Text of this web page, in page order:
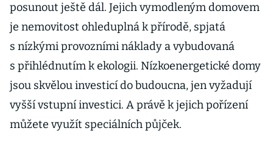
posunout ještě dál. Jejich vymodleným domovem
je nemovitost ohleduplná k přírodě, spjatá
s nízkými provozními náklady a vybudovaná
s přihlédnutím k ekologii. Nízkoenergetické domy
jsou skvělou investicí do budoucna, jen vyžadují
vyšší vstupní investici. A právě k jejich pořízení
můžete využít speciálních půjček.